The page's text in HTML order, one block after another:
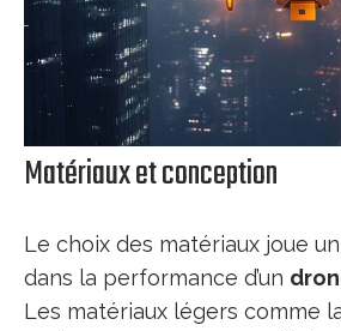
Matériaux et conception
Le choix des matériaux joue
dans la performance d’un
Les matériaux légers comme